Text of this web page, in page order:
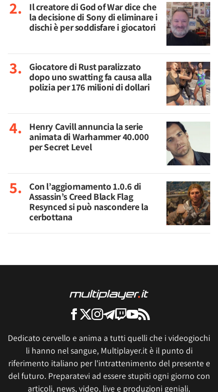
Il creatore di God of War dice che
la decisione di Sony di eliminare i
dischi è per soddisfare i giocatori
Giocatore di Rust paralizzato
dopo uno swatting fa causa alla
polizia per 176 milioni di dollari
Henry Cavill annuncia la serie
animata di Warhammer 40.000
per Secret Level
Con l’aggiornamento 1.0.6 di
Assassin’s Creed Black Flag
Resynced si può nascondere la
cerbottana
Dedicato cervello e anima a tutti quelli che i videogiochi
li hanno nel sangue, Multiplayer.it è il punto di
riferimento italiano per l'intrattenimento del presente e
del futuro. Preparatevi ad essere stupiti ogni giorno con
articoli, news, video, live e produzioni geniali.